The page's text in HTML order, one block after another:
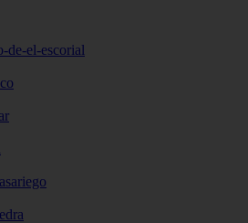
de-el-escorial